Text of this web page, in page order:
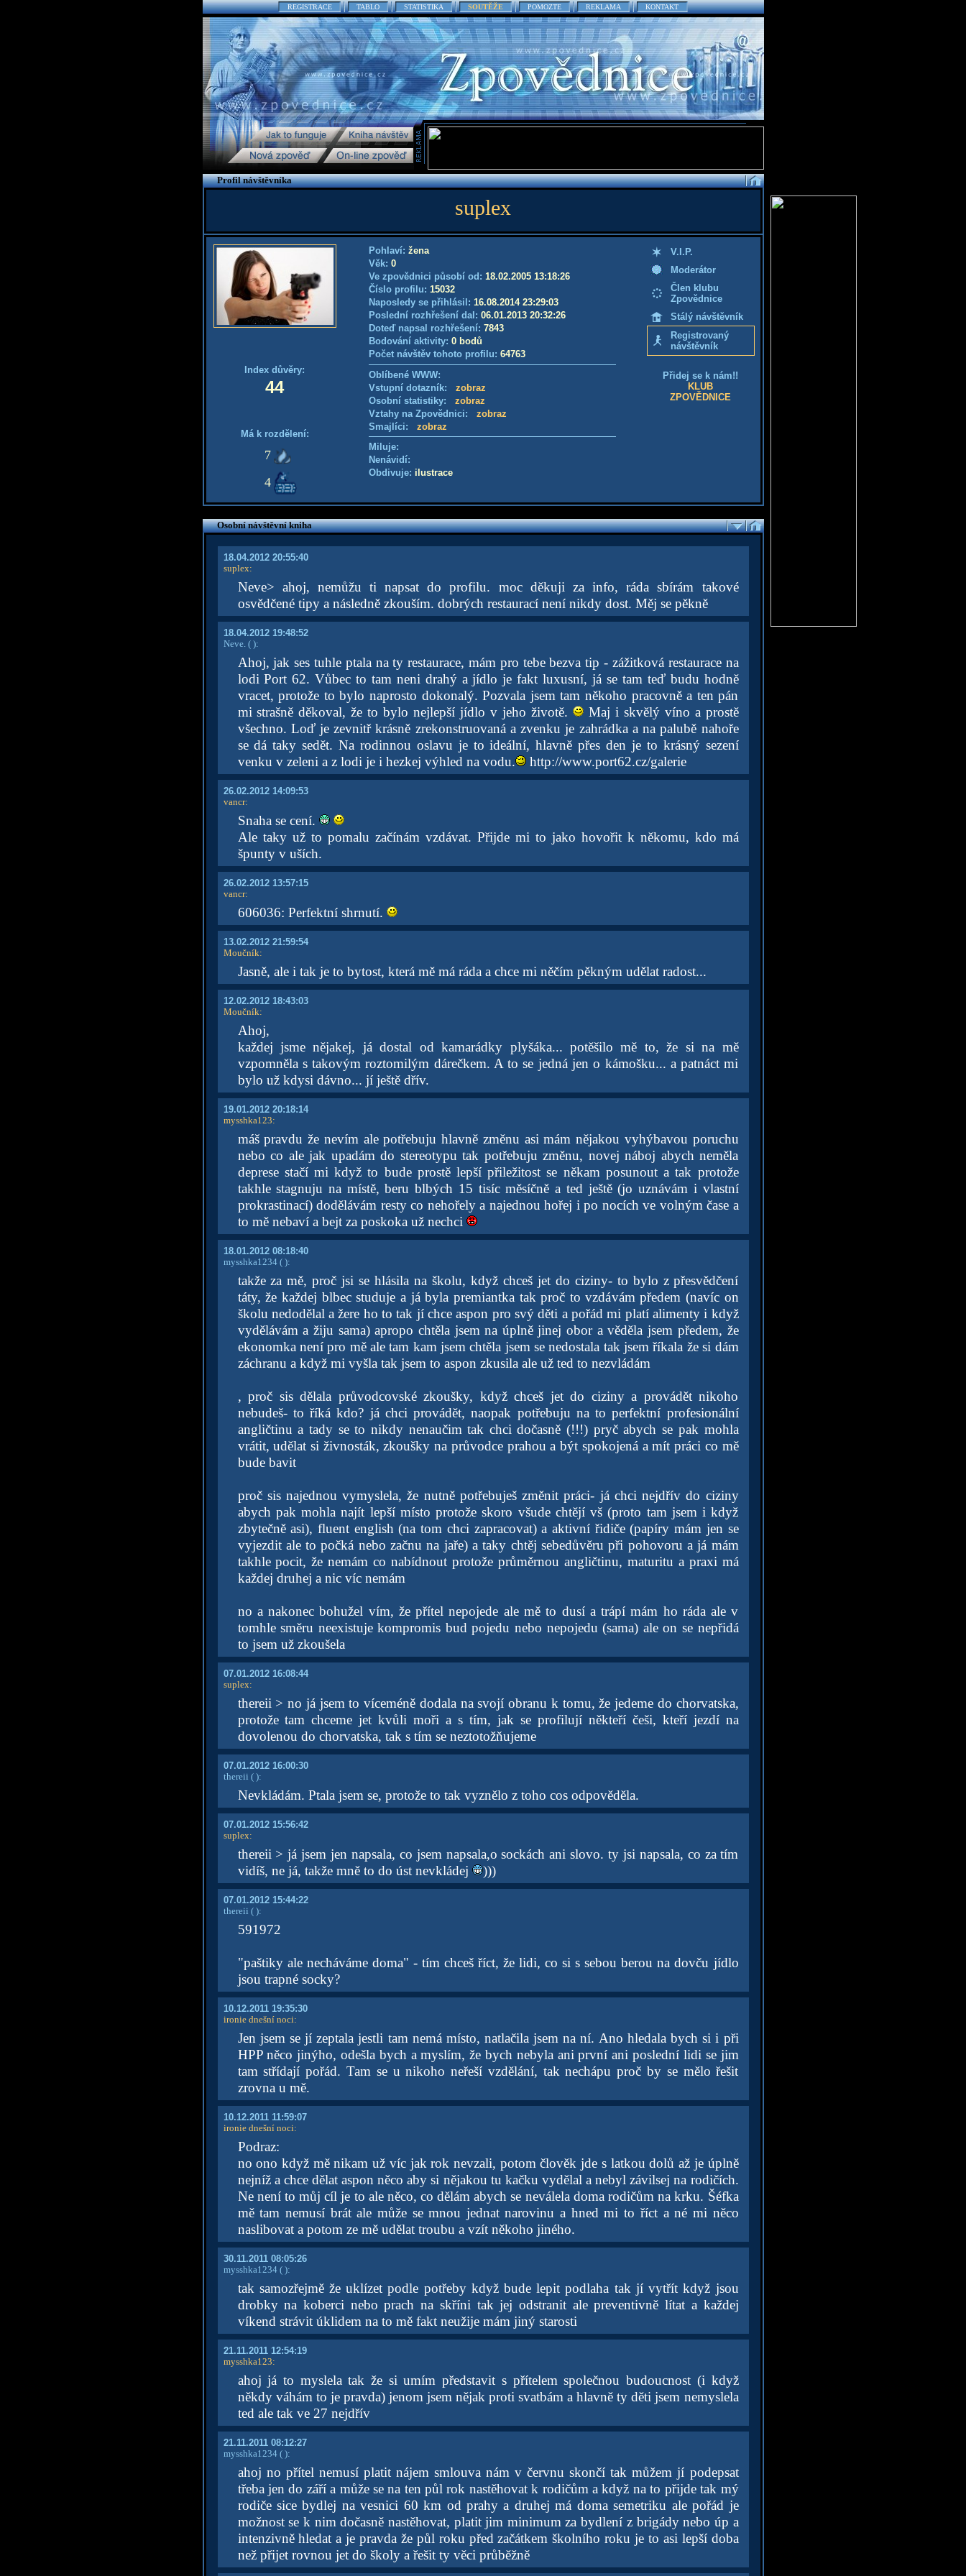
REGISTRACE TABLO STATISTIKA SOUTĚŽE POMOZTE REKLAMA KONTAKT
Profil návštěvníka
suplex
Index důvěry:
44
Má k rozdělení:
7
4
Pohlaví: žena
Věk: 0
Ve zpovědnici působí od: 18.02.2005 13:18:26
Číslo profilu: 15032
Naposledy se přihlásil: 16.08.2014 23:29:03
Poslední rozhřešení dal: 06.01.2013 20:32:26
Doteď napsal rozhřešení: 7843
Bodování aktivity: 0 bodů
Počet návštěv tohoto profilu: 64763
Oblíbené WWW:
Vstupní dotazník: zobraz
Osobní statistiky: zobraz
Vztahy na Zpovědnici: zobraz
Smajlíci: zobraz
Miluje:
Nenávidí:
Obdivuje: ilustrace
V.I.P.
Moderátor
Člen klubu
Zpovědnice
Stálý návštěvník
Registrovaný
návštěvník
Přidej se k nám!!
KLUB
ZPOVĚDNICE
Osobní návštěvní kniha
18.04.2012 20:55:40
suplex:
Neve> ahoj, nemůžu ti napsat do profilu. moc děkuji za info, ráda sbírám takové
osvědčené tipy a následně zkouším. dobrých restaurací není nikdy dost. Měj se pěkně
18.04.2012 19:48:52
Neve.( ):
Ahoj, jak ses tuhle ptala na ty restaurace, mám pro tebe bezva tip - zážitková restaurace na
lodi Port 62. Vůbec to tam neni drahý a jídlo je fakt luxusní, já se tam teď budu hodně
vracet, protože to bylo naprosto dokonalý. Pozvala jsem tam někoho pracovně a ten pán
mi strašně děkoval, že to bylo nejlepší jídlo v jeho životě.
Maj i skvělý víno a prostě
všechno. Loď je zevnitř krásně zrekonstruovaná a zvenku je zahrádka a na palubě nahoře
se dá taky sedět. Na rodinnou oslavu je to ideální, hlavně přes den je to krásný sezení
venku v zeleni a z lodi je i hezkej výhled na vodu.
http://www.port62.cz/galerie
26.02.2012 14:09:53
vancr:
Snaha se cení.
Ale taky už to pomalu začínám vzdávat. Přijde mi to jako hovořit k někomu, kdo má
špunty v uších.
26.02.2012 13:57:15
vancr:
606036: Perfektní shrnutí.
13.02.2012 21:59:54
Moučník:
Jasně, ale i tak je to bytost, která mě má ráda a chce mi něčím pěkným udělat radost...
12.02.2012 18:43:03
Moučník:
Ahoj,
každej jsme nějakej, já dostal od kamarádky plyšáka... potěšilo mě to, že si na mě
vzpomněla s takovým roztomilým dárečkem. A to se jedná jen o kámošku... a patnáct mi
bylo už kdysi dávno... jí ještě dřív.
19.01.2012 20:18:14
mysshka123:
máš pravdu že nevím ale potřebuju hlavně změnu asi mám nějakou vyhýbavou poruchu
nebo co ale jak upadám do stereotypu tak potřebuju změnu, novej náboj abych neměla
deprese stačí mi když to bude prostě lepší přiležitost se někam posunout a tak protože
takhle stagnuju na místě, beru blbých 15 tisíc měsíčně a ted ještě (jo uznávám i vlastní
prokrastinací) dodělávám resty co nehořely a najednou hořej i po nocích ve volným čase a
to mě nebaví a bejt za poskoka už nechci
18.01.2012 08:18:40
mysshka1234( ):
takže za mě, proč jsi se hlásila na školu, když chceš jet do ciziny- to bylo z přesvědčení
táty, že každej blbec studuje a já byla premiantka tak proč to vzdávám předem (navíc on
školu nedodělal a žere ho to tak jí chce aspon pro svý děti a pořád mi platí alimenty i když
vydělávám a žiju sama) apropo chtěla jsem na úplně jinej obor a věděla jsem předem, že
ekonomka není pro mě ale tam kam jsem chtěla jsem se nedostala tak jsem říkala že si dám
záchranu a když mi vyšla tak jsem to aspon zkusila ale už ted to nezvládám
, proč sis dělala průvodcovské zkoušky, když chceš jet do ciziny a provádět nikoho
nebudeš- to říká kdo? já chci provádět, naopak potřebuju na to perfektní profesionální
angličtinu a tady se to nikdy nenaučim tak chci dočasně (!!!) pryč abych se pak mohla
vrátit, udělat si živnosták, zkoušky na průvodce prahou a být spokojená a mít práci co mě
bude bavit
proč sis najednou vymyslela, že nutně potřebuješ změnit práci- já chci nejdřív do ciziny
abych pak mohla najít lepší místo protože skoro všude chtějí vš (proto tam jsem i když
zbytečně asi), fluent english (na tom chci zapracovat) a aktivní řidiče (papíry mám jen se
vyjezdit ale to počká nebo začnu na jaře) a taky chtěj sebedůvěru při pohovoru a já mám
takhle pocit, že nemám co nabídnout protože průměrnou angličtinu, maturitu a praxi má
každej druhej a nic víc nemám
no a nakonec bohužel vím, že přítel nepojede ale mě to dusí a trápí mám ho ráda ale v
tomhle směru neexistuje kompromis bud pojedu nebo nepojedu (sama) ale on se nepřidá
to jsem už zkoušela
07.01.2012 16:08:44
suplex:
thereii > no já jsem to víceméně dodala na svojí obranu k tomu, že jedeme do chorvatska,
protože tam chceme jet kvůli moři a s tím, jak se profilují někteří češi, kteří jezdí na
dovolenou do chorvatska, tak s tím se neztotožňujeme
07.01.2012 16:00:30
thereii ( ):
Nevkládám. Ptala jsem se, protože to tak vyznělo z toho cos odpověděla.
07.01.2012 15:56:42
suplex:
thereii > já jsem jen napsala, co jsem napsala,o sockách ani slovo. ty jsi napsala, co za tím
vidíš, ne já, takže mně to do úst nevkládej
)))
07.01.2012 15:44:22
thereii ( ):
591972
"paštiky ale necháváme doma" - tím chceš říct, že lidi, co si s sebou berou na dovču jídlo
jsou trapné socky?
10.12.2011 19:35:30
ironie dnešní noci:
Jen jsem se jí zeptala jestli tam nemá místo, natlačila jsem na ní. Ano hledala bych si i při
HPP něco jinýho, odešla bych a myslím, že bych nebyla ani první ani poslední lidi se jim
tam střídají pořád. Tam se u nikoho neřeší vzdělání, tak nechápu proč by se mělo řešit
zrovna u mě.
10.12.2011 11:59:07
ironie dnešní noci:
Podraz:
no ono když mě nikam už víc jak rok nevzali, potom člověk jde s latkou dolů až je úplně
nejníž a chce dělat aspon něco aby si nějakou tu kačku vydělal a nebyl závilsej na rodičích.
Ne není to můj cíl je to ale něco, co dělám abych se neválela doma rodičům na krku. Šéfka
mě tam nemusí brát ale může se mnou jednat narovinu a hned mi to říct a né mi něco
naslibovat a potom ze mě udělat troubu a vzít někoho jiného.
30.11.2011 08:05:26
mysshka1234( ):
tak samozřejmě že uklízet podle potřeby když bude lepit podlaha tak jí vytřít když jsou
drobky na koberci nebo prach na skříni tak jej odstranit ale preventivně lítat a každej
víkend strávit úklidem na to mě fakt neužije mám jiný starosti
21.11.2011 12:54:19
mysshka123:
ahoj já to myslela tak že si umím představit s přítelem společnou budoucnost (i když
někdy váhám to je pravda) jenom jsem nějak proti svatbám a hlavně ty děti jsem nemyslela
ted ale tak ve 27 nejdřív
21.11.2011 08:12:27
mysshka1234( ):
ahoj no přítel nemusí platit nájem smlouva nám v červnu skončí tak můžem jí podepsat
třeba jen do září a může se na ten půl rok nastěhovat k rodičům a když na to přijde tak mý
rodiče sice bydlej na vesnici 60 km od prahy a druhej má doma semetriku ale pořád je
možnost se k nim dočasně nastěhovat, platit jim minimum za bydlení z brigády nebo úp a
intenzivně hledat a je pravda že půl roku před začátkem školního roku je to asi lepší doba
než přijet rovnou jet do školy a řešit ty věci průběžně